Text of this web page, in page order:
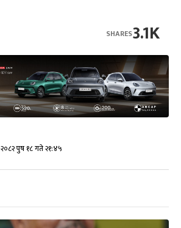
3.1K
SHARES
२०८२ पुष १८ गते २१:४५